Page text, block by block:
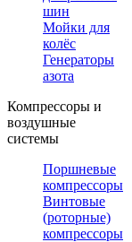
шин
Мойки для
колёс
Генераторы
азота
Компрессоры и
воздушные
системы
Поршневые
компрессоры
Винтовые
(роторные)
компрессоры